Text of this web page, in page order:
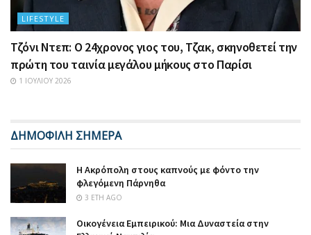
LIFESTYLE
Τζόνι Ντεπ: Ο 24χρονος γιος του, Τζακ, σκηνοθετεί την
πρώτη του ταινία μεγάλου μήκους στο Παρίσι
1 ΙΟΥΛΊΟΥ 2026
ΔΗΜΟΦΙΛΗ ΣΗΜΕΡΑ
Η Ακρόπολη στους καπνούς με φόντο την
φλεγόμενη Πάρνηθα
3 ΈΤΗ AGO
Οικογένεια Εμπειρικού: Μια Δυναστεία στην